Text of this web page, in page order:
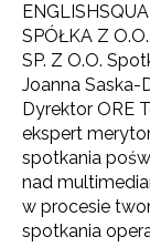
SPÓŁKA Z
SP. Z O.O.
Joanna Saska-
Dyrektor ORE
ekspert
spotkania
nad
w procesie
spotkania